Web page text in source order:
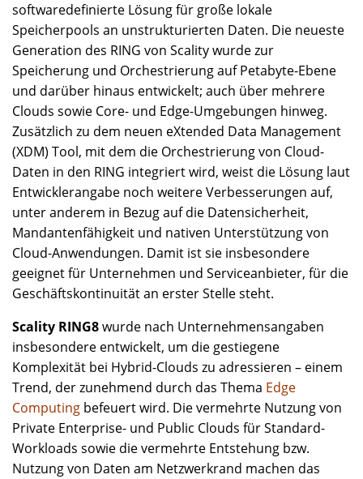
softwaredefinierte Lösung für große lokale
Speicherpools an unstrukturierten Daten. Die neueste
Generation des RING von Scality wurde zur
Speicherung und Orchestrierung auf Petabyte-Ebene
und darüber hinaus entwickelt; auch über mehrere
Clouds sowie Core- und Edge-Umgebungen hinweg.
Zusätzlich zu dem neuen eXtended Data Management
(XDM) Tool, mit dem die Orchestrierung von Cloud-
Daten in den RING integriert wird, weist die Lösung laut
Entwicklerangabe noch weitere Verbesserungen auf,
unter anderem in Bezug auf die Datensicherheit,
Mandantenfähigkeit und nativen Unterstützung von
Cloud-Anwendungen. Damit ist sie insbesondere
geeignet für Unternehmen und Serviceanbieter, für die
Geschäftskontinuität an erster Stelle steht.
Scality RING8wurde nach Unternehmensangaben
insbesondere entwickelt, um die gestiegene
Komplexität bei Hybrid-Clouds zu adressieren – einem
Trend, der zunehmend durch das Thema Edge
Computing befeuert wird. Die vermehrte Nutzung von
Private Enterprise- und Public Clouds für Standard-
Workloads sowie die vermehrte Entstehung bzw.
Nutzung von Daten am Netzwerkrand machen das